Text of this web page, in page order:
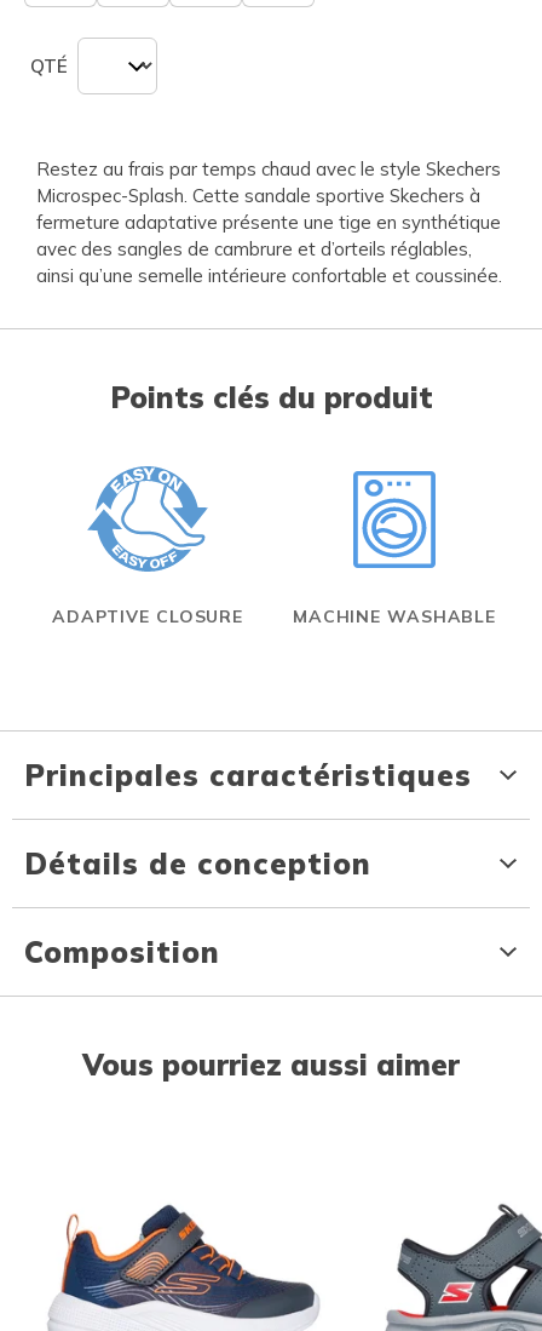
QTÉ
Restez au frais par temps chaud avec le style Skechers
Microspec-Splash. Cette sandale sportive Skechers à
fermeture adaptative présente une tige en synthétique
avec des sangles de cambrure et d’orteils réglables,
ainsi qu’une semelle intérieure confortable et coussinée.
Points clés du produit
ADAPTIVE CLOSURE MACHINE WASHABLE
Principales caractéristiques
Détails de conception
Composition
Vous pourriez aussi aimer